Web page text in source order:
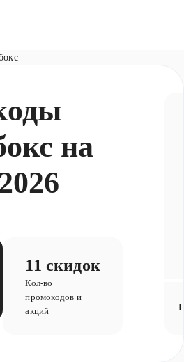
на
11 скидок
Кол-во
промокодов и
акций